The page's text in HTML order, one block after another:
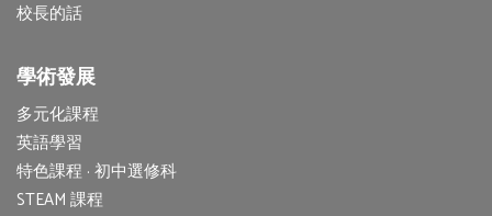
校長的話
學術發展
多元化課程
英語學習
特色課程 · 初中選修科
STEAM 課程